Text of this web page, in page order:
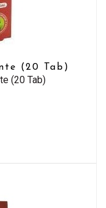
(20 Tab)
(20 Tab)